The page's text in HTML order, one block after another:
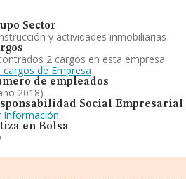
Sector
y actividades inmobiliarias
2 cargos en esta empresa
cargos de Empresa
de empleados
2018)
Social Empresarial
Información
en Bolsa